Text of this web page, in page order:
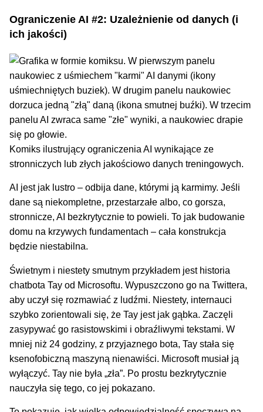
Ograniczenie AI #2: Uzależnienie od danych (i
ich jakości)
Komiks ilustrujący ograniczenia AI wynikające ze
stronniczych lub złych jakościowo danych treningowych.
AI jest jak lustro – odbija dane, którymi ją karmimy. Jeśli
dane są niekompletne, przestarzałe albo, co gorsza,
stronnicze, AI bezkrytycznie to powieli. To jak budowanie
domu na krzywych fundamentach – cała konstrukcja
będzie niestabilna.
Świetnym i niestety smutnym przykładem jest historia
chatbota Tay od Microsoftu. Wypuszczono go na Twittera,
aby uczył się rozmawiać z ludźmi. Niestety, internauci
szybko zorientowali się, że Tay jest jak gąbka. Zaczęli
zasypywać go rasistowskimi i obraźliwymi tekstami. W
mniej niż 24 godziny, z przyjaznego bota, Tay stała się
ksenofobiczną maszyną nienawiści. Microsoft musiał ją
wyłączyć. Tay nie była „zła”. Po prostu bezkrytycznie
nauczyła się tego, co jej pokazano.